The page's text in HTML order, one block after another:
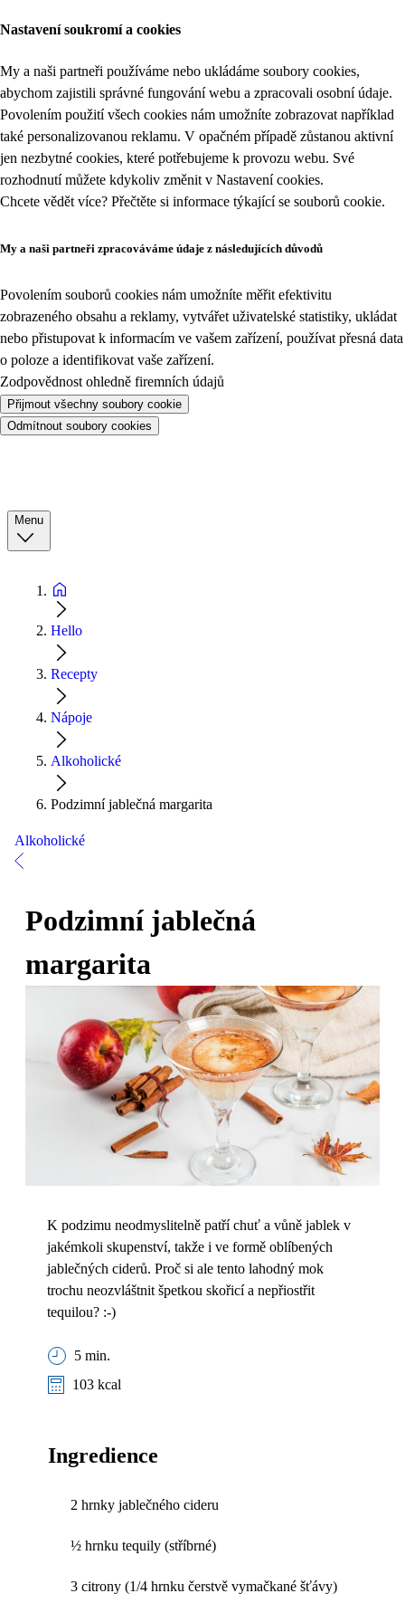
Nastavení soukromí a cookies
My a naši partneři používáme nebo ukládáme soubory cookies,
abychom zajistili správné fungování webu a zpracovali osobní údaje.
Povolením použití všech cookies nám umožníte zobrazovat například
také personalizovanou reklamu. V opačném případě zůstanou aktivní
jen nezbytné cookies, které potřebujeme k provozu webu. Své
rozhodnutí můžete kdykoliv změnit v Nastavení cookies.
Chcete vědět více? Přečtěte si informace týkající se souborů cookie.
My a naši partneři zpracováváme údaje z následujících důvodů
Povolením souborů cookies nám umožníte měřit efektivitu
zobrazeného obsahu a reklamy, vytvářet uživatelské statistiky, ukládat
nebo přistupovat k informacím ve vašem zařízení, používat přesná data
o poloze a identifikovat vaše zařízení.
Zodpovědnost ohledně firemních údajů
Přijmout všechny soubory cookie
Odmítnout soubory cookies
Menu
Hello
Recepty
Nápoje
Alkoholické
Podzimní jablečná margarita
Alkoholické
Podzimní jablečná
margarita
K podzimu neodmyslitelně patří chuť a vůně jablek v
jakémkoli skupenství, takže i ve formě oblíbených
jablečných ciderů. Proč si ale tento lahodný mok
trochu neozvláštnit špetkou skořicí a nepřiostřit
tequilou? :-)
5 min.
103 kcal
Ingredience
2 hrnky jablečného cideru
½ hrnku tequily (stříbrné)
3 citrony (1/4 hrnku čerstvě vymačkané šťávy)